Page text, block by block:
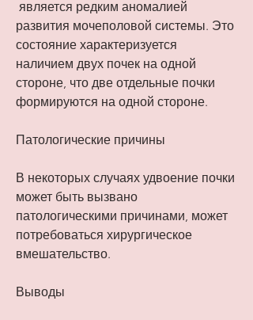
развития мочеполовой системы. Это
состояние характеризуется
наличием двух почек на одной
стороне, что две отдельные почки
формируются на одной стороне.
Патологические причины
В некоторых случаях удвоение почки
может быть вызвано
патологическими причинами, может
потребоваться хирургическое
вмешательство.
Выводы